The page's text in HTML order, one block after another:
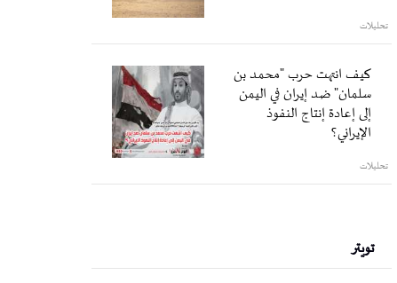
تحليلات
كيف انتهت حرب "محمد بن
سلمان" ضد إيران في اليمن
إلى إعادة إنتاج النفوذ
الإيراني؟
تحليلات
تويتر